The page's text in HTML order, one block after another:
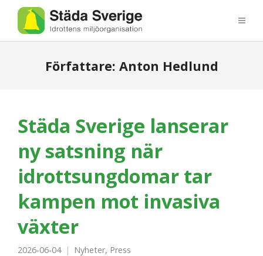
Författare: Anton Hedlund
Städa Sverige lanserar
ny satsning när
idrottsungdomar tar
kampen mot invasiva
växter
2026-06-04 Nyheter, Press